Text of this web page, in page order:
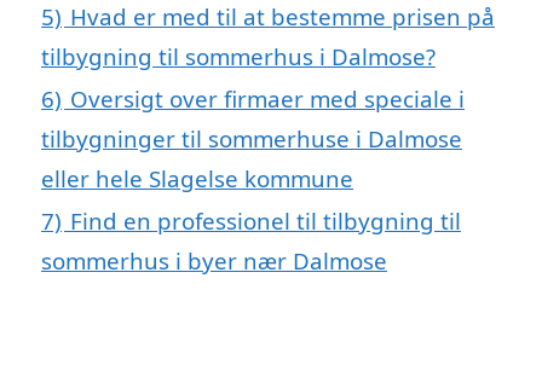
5) Hvad er med til at bestemme prisen på
tilbygning til sommerhus i Dalmose?
6) Oversigt over firmaer med speciale i
tilbygninger til sommerhuse i Dalmose
eller hele Slagelse kommune
7) Find en professionel til tilbygning til
sommerhus i byer nær Dalmose